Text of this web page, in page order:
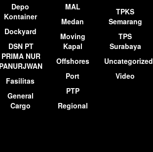
Depo
Kontainer
Dockyard
DSN PT
PRIMA NUR
PANURJWAN
Fasilitas
General
Cargo
MAL
Medan
Moving
Kapal
Offshores
Port
PTP
Regional
TPKS
Semarang
TPS
Surabaya
Uncategorized
Video